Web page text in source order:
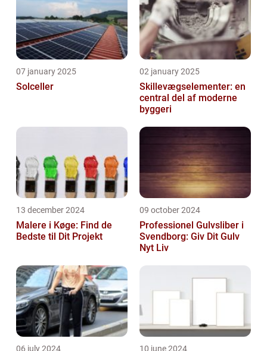
07 january 2025
Solceller
02 january 2025
Skillevægselementer: en
central del af moderne
byggeri
13 december 2024
Malere i Køge: Find de
Bedste til Dit Projekt
09 october 2024
Professionel Gulvsliber i
Svendborg: Giv Dit Gulv
Nyt Liv
06 july 2024 10 june 2024